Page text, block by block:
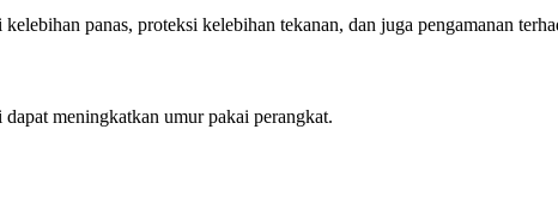
panas, proteksi kelebihan tekanan, dan juga pengamanan
meningkatkan umur pakai perangkat.